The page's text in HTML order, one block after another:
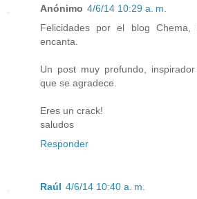
Anónimo 4/6/14 10:29 a. m.
Felicidades por el blog
encanta.
Un post muy profundo,
que se agradece.
Eres un crack!
saludos
Responder
Raúl 4/6/14 10:40 a. m.